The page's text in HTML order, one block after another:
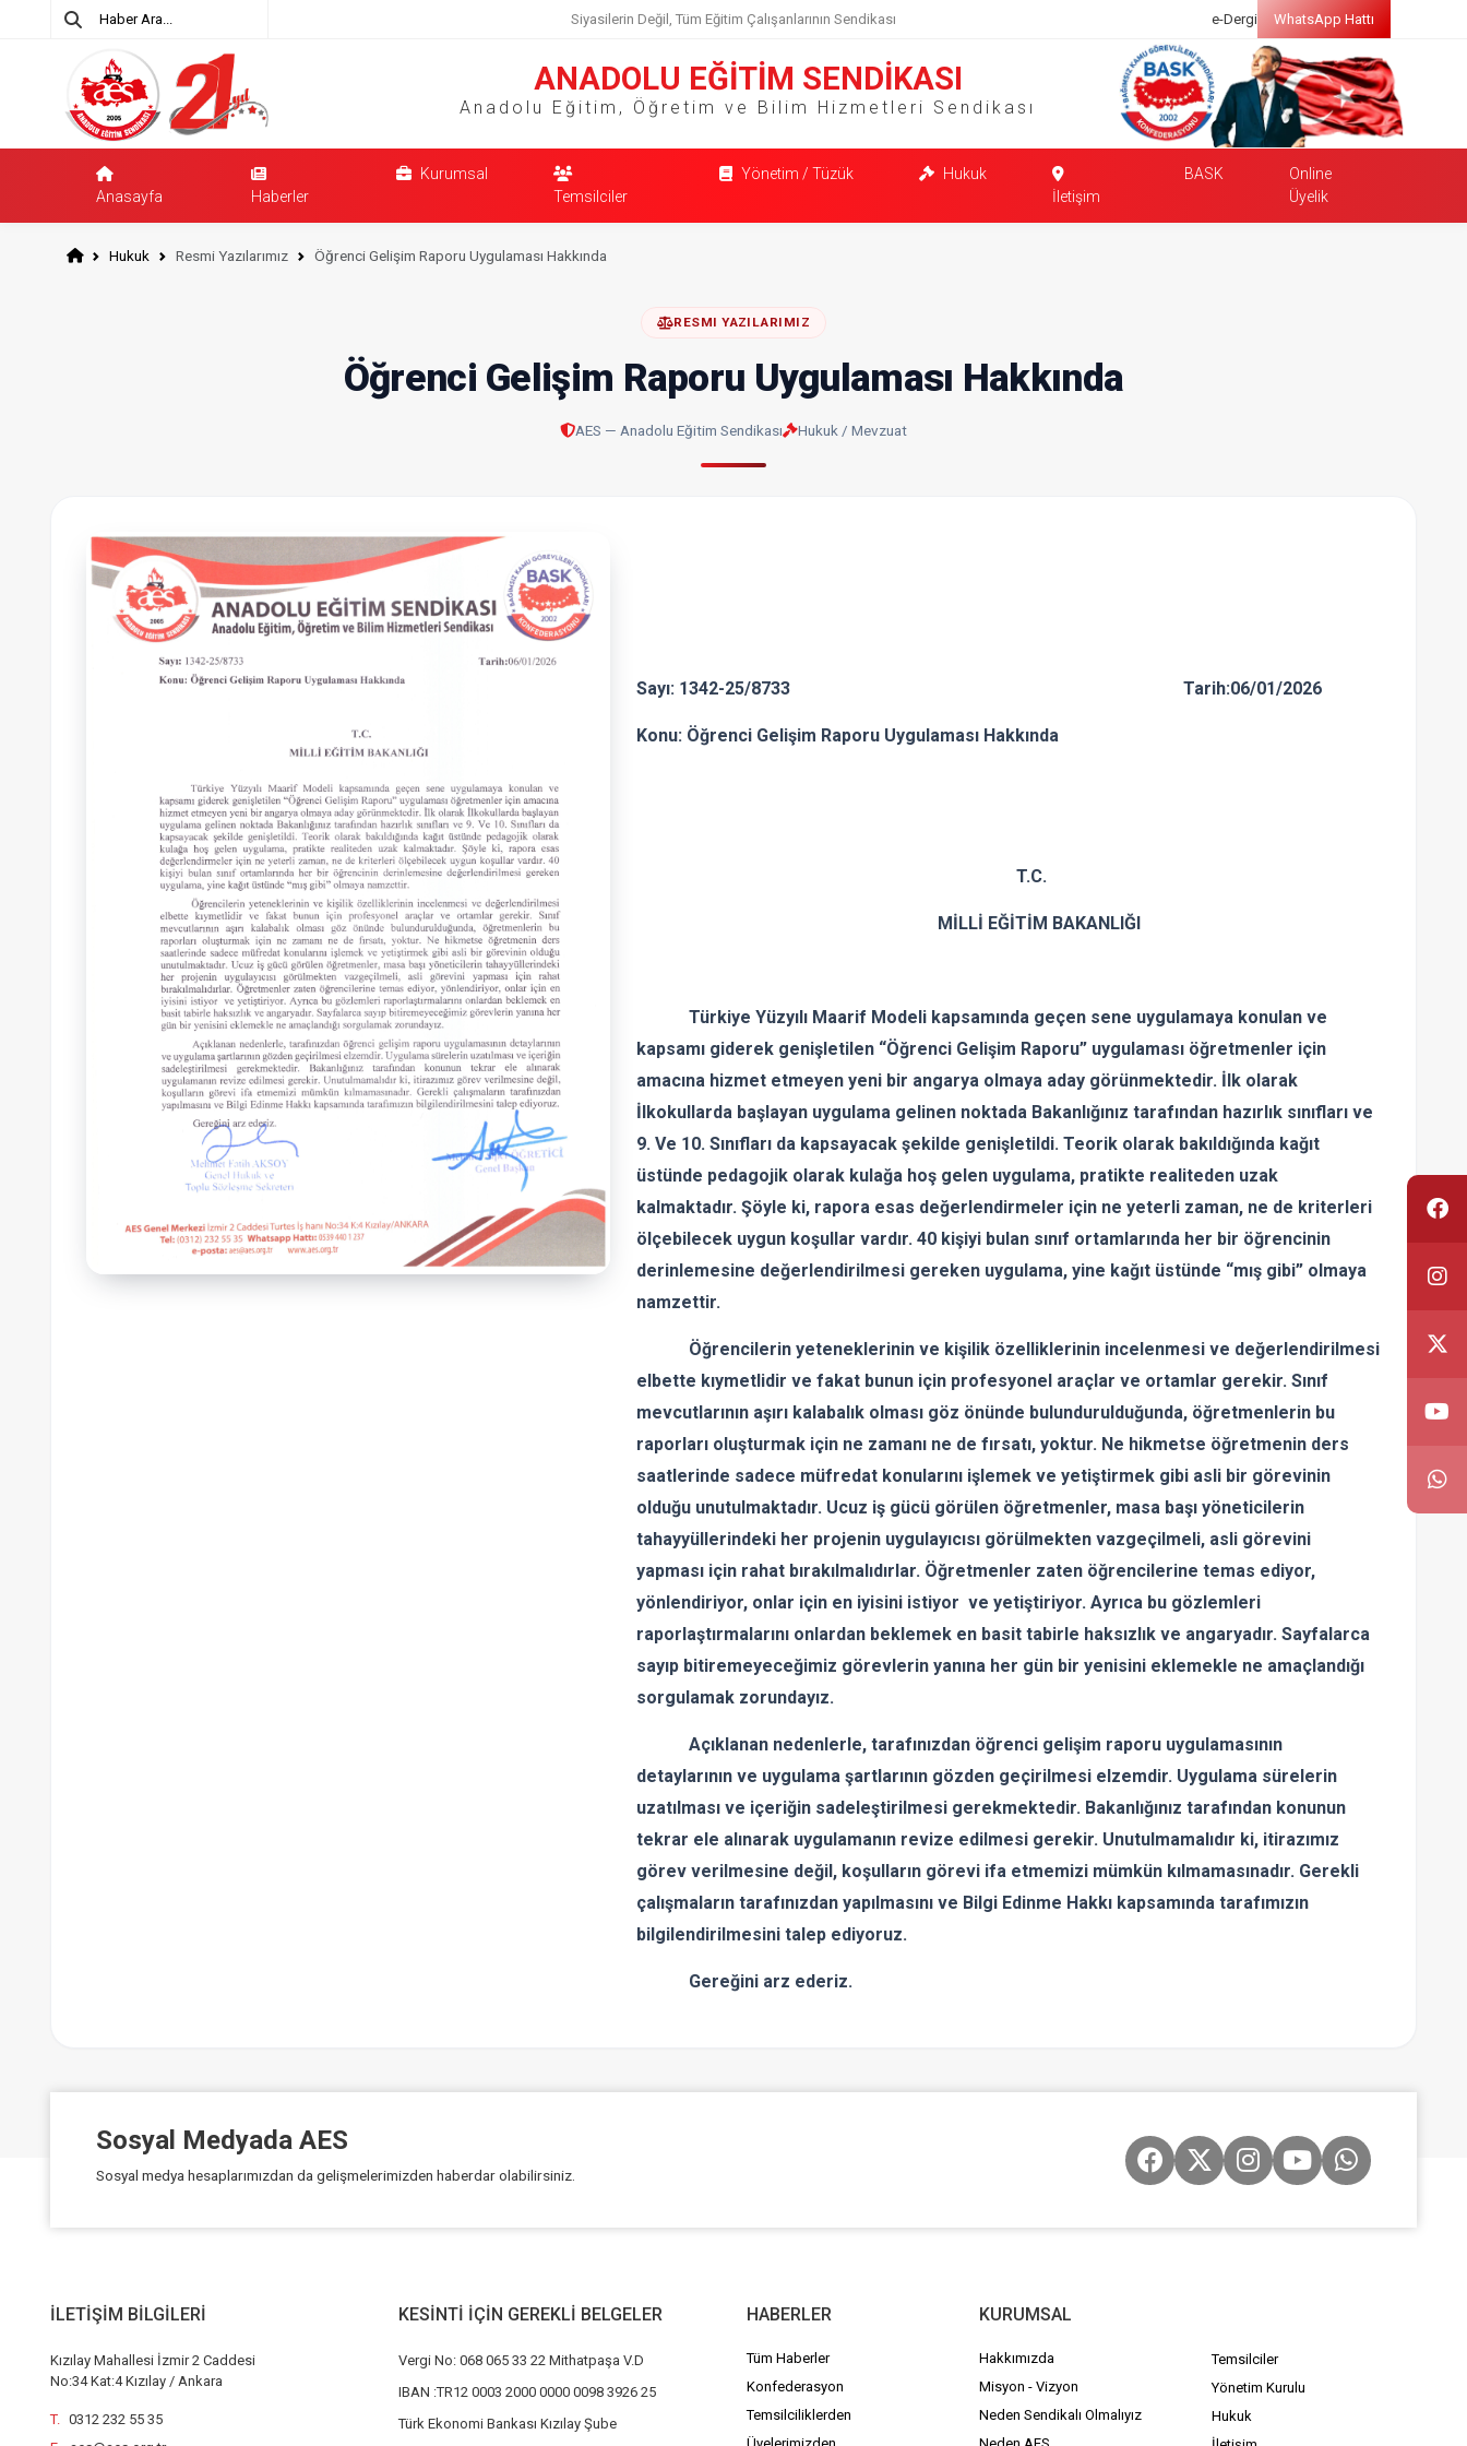
Siyasilerin Değil, Tüm Eğitim Çalışanlarının Sendikası e-Dergi WhatsApp Hattı
ANADOLU EĞİTİM SENDİKASI
Anadolu Eğitim, Öğretim ve Bilim Hizmetleri Sendikası
Anasayfa Haberler
Kurumsal
Temsilciler
Yönetim / Tüzük
Hukuk
İletişim
BASK
Online
Üyelik
Hukuk Resmi Yazılarımız Öğrenci Gelişim Raporu Uygulaması Hakkında
RESMI YAZILARIMIZ
Öğrenci Gelişim Raporu Uygulaması Hakkında
AES — Anadolu Eğitim Sendikası Hukuk / Mevzuat
Sayı: 1342-25/8733 Tarih:06/01/2026
Konu: Öğrenci Gelişim Raporu Uygulaması Hakkında
T.C.
MİLLİ EĞİTİM BAKANLIĞI
Türkiye Yüzyılı Maarif Modeli kapsamında geçen sene uygulamaya konulan ve
kapsamı giderek genişletilen “Öğrenci Gelişim Raporu” uygulaması öğretmenler için
amacına hizmet etmeyen yeni bir angarya olmaya aday görünmektedir. İlk olarak
İlkokullarda başlayan uygulama gelinen noktada Bakanlığınız tarafından hazırlık sınıfları ve
9. Ve 10. Sınıfları da kapsayacak şekilde genişletildi. Teorik olarak bakıldığında kağıt
üstünde pedagojik olarak kulağa hoş gelen uygulama, pratikte realiteden uzak
kalmaktadır. Şöyle ki, rapora esas değerlendirmeler için ne yeterli zaman, ne de kriterleri
ölçebilecek uygun koşullar vardır. 40 kişiyi bulan sınıf ortamlarında her bir öğrencinin
derinlemesine değerlendirilmesi gereken uygulama, yine kağıt üstünde “mış gibi” olmaya
namzettir.
Öğrencilerin yeteneklerinin ve kişilik özelliklerinin incelenmesi ve değerlendirilmesi
elbette kıymetlidir ve fakat bunun için profesyonel araçlar ve ortamlar gerekir. Sınıf
mevcutlarının aşırı kalabalık olması göz önünde bulundurulduğunda, öğretmenlerin bu
raporları oluşturmak için ne zamanı ne de fırsatı, yoktur. Ne hikmetse öğretmenin ders
saatlerinde sadece müfredat konularını işlemek ve yetiştirmek gibi asli bir görevinin
olduğu unutulmaktadır. Ucuz iş gücü görülen öğretmenler, masa başı yöneticilerin
tahayyüllerindeki her projenin uygulayıcısı görülmekten vazgeçilmeli, asli görevini
yapması için rahat bırakılmalıdırlar. Öğretmenler zaten öğrencilerine temas ediyor,
yönlendiriyor, onlar için en iyisini istiyor ve yetiştiriyor. Ayrıca bu gözlemleri
raporlaştırmalarını onlardan beklemek en basit tabirle haksızlık ve angaryadır. Sayfalarca
sayıp bitiremeyeceğimiz görevlerin yanına her gün bir yenisini eklemekle ne amaçlandığı
sorgulamak zorundayız.
Açıklanan nedenlerle, tarafınızdan öğrenci gelişim raporu uygulamasının
detaylarının ve uygulama şartlarının gözden geçirilmesi elzemdir. Uygulama sürelerin
uzatılması ve içeriğin sadeleştirilmesi gerekmektedir. Bakanlığınız tarafından konunun
tekrar ele alınarak uygulamanın revize edilmesi gerekir. Unutulmamalıdır ki, itirazımız
görev verilmesine değil, koşulların görevi ifa etmemizi mümkün kılmamasınadır. Gerekli
çalışmaların tarafınızdan yapılmasını ve Bilgi Edinme Hakkı kapsamında tarafımızın
bilgilendirilmesini talep ediyoruz.
Gereğini arz ederiz.
Sosyal Medyada AES
Sosyal medya hesaplarımızdan da gelişmelerimizden haberdar olabilirsiniz.
İLETİŞİM BİLGİLERİ
Kızılay Mahallesi İzmir 2 Caddesi
No:34 Kat:4 Kızılay / Ankara
T. 0312 232 55 35
KESİNTİ İÇİN GEREKLİ BELGELER
Vergi No: 068 065 33 22 Mithatpaşa V.D
IBAN :TR12 0003 2000 0000 0098 3926 25
Türk Ekonomi Bankası Kızılay Şube
HABERLER
Tüm Haberler
Konfederasyon
Temsilciliklerden
KURUMSAL
Hakkımızda
Misyon - Vizyon
Neden Sendikalı Olmalıyız
Temsilciler
Yönetim Kurulu
Hukuk